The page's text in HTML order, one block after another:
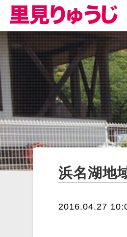
浜名湖地
2016.04.27